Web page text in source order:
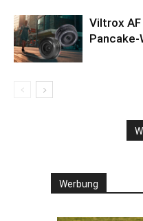
Viltrox AF
Werbung